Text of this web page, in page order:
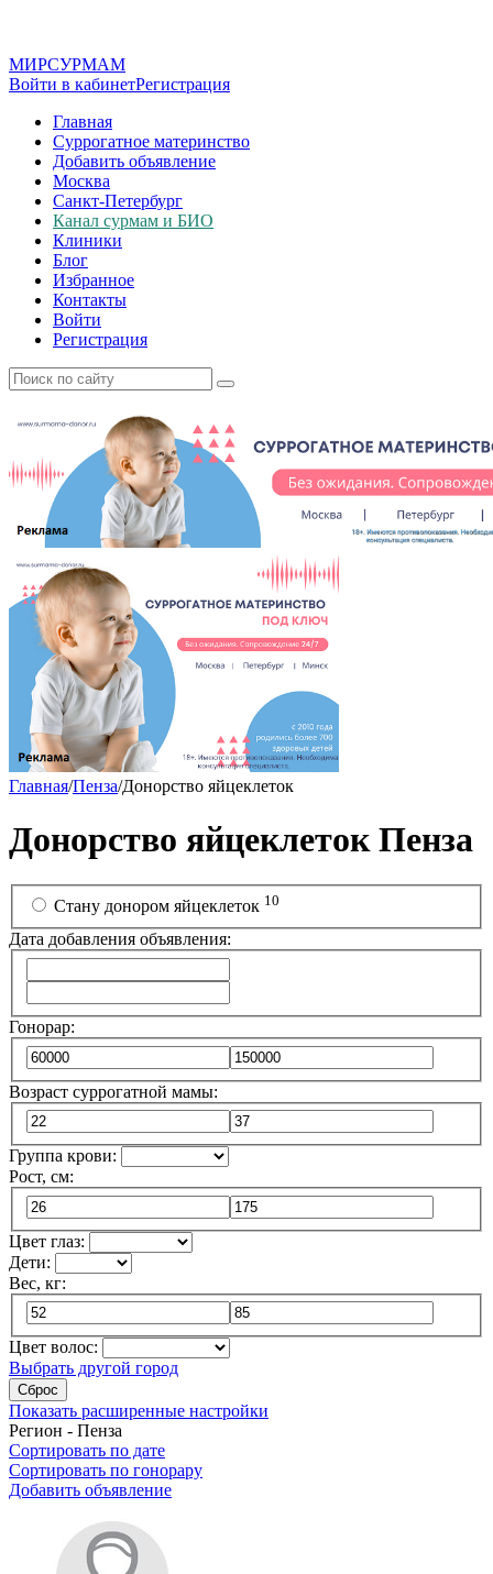
МИРСУРМАМ
Войти в кабинетРегистрация
Главная
Суррогатное материнство
Добавить объявление
Москва
Санкт-Петербург
Канал сурмам и БИО
Клиники
Блог
Избранное
Контакты
Войти
Регистрация
Главная/Пенза/Донорство яйцеклеток
Донорство яйцеклеток Пенза
Стану донором яйцеклеток 10
Дата добавления объявления:
Гонорар:
Возраст суррогатной мамы:
Группа крови:
Рост, см:
Цвет глаз:
Дети:
Вес, кг:
Цвет волос:
Выбрать другой город
Сброс
Показать расширенные настройки
Регион - Пенза
Сортировать по дате
Сортировать по гонорару
Добавить объявление